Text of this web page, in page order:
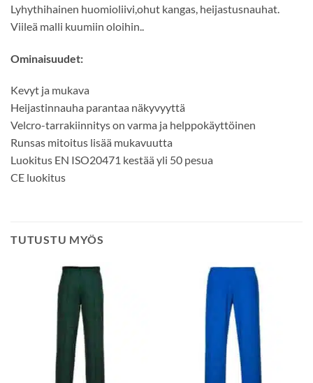
Lyhythihainen huomioliivi,ohut kangas, heijastusnauhat.
Viileä malli kuumiin oloihin..
Ominaisuudet:
Kevyt ja mukava
Heijastinnauha parantaa näkyvyyttä
Velcro-tarrakiinnitys on varma ja helppokäyttöinen
Runsas mitoitus lisää mukavuutta
Luokitus EN ISO20471 kestää yli 50 pesua
CE luokitus
TUTUSTU MYÖS